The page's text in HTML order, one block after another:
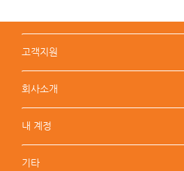
고객지원
회사소개
내 계정
기타